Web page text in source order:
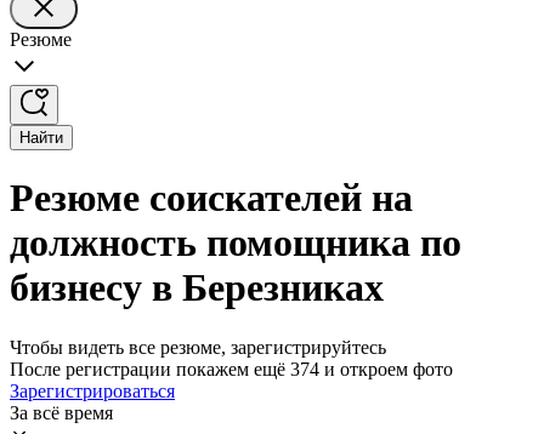
Резюме
Найти
Резюме соискателей на
должность помощника по
бизнесу в Березниках
Чтобы видеть все резюме, зарегистрируйтесь
После регистрации покажем ещё 374 и откроем фото
Зарегистрироваться
За всё время